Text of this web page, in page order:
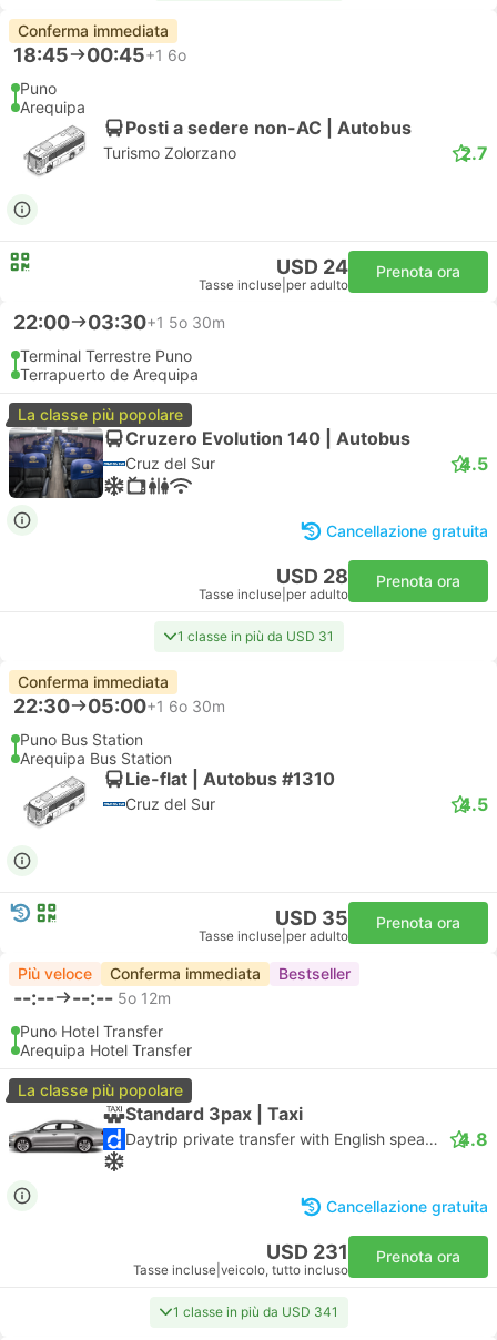
Conferma immediata
18:45 00:45+1 6o
Puno
Arequipa
Posti a sedere non-AC | Autobus
Turismo Zolorzano 2.7
USD 24
Tasse incluse per adulto
Prenota ora
22:00 03:30+1 5o 30m
Terminal Terrestre Puno
Terrapuerto de Arequipa
La classe più popolare
Cruzero Evolution 140 | Autobus
Cruz del Sur 4.5
Cancellazione gratuita
USD 28
Tasse incluse per adulto
Prenota ora
1 classe in più da USD 31
Conferma immediata
22:30 05:00+1 6o 30m
Puno Bus Station
Arequipa Bus Station
Lie-flat | Autobus #1310
Cruz del Sur 4.5
USD 35
Tasse incluse per adulto
Prenota ora
Più veloce Conferma immediata Bestseller
--:-- --:-- 5o 12m
Puno Hotel Transfer
Arequipa Hotel Transfer
La classe più popolare
Standard 3pax | Taxi
Daytrip private transfer with English speaking driver 4.8
Cancellazione gratuita
USD 231
Tasse incluse veicolo, tutto incluso
Prenota ora
1 classe in più da USD 341